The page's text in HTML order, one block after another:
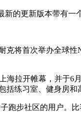
的更新版本带有
将首次举办全球性
拉开帷幕，并于
练习室、健身房和
跑步社区的用户